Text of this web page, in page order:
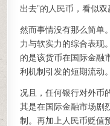
出去”的人民币，看似双
然而事情没有那么简单
力与软实力的综合表现
的是该货币在国际金融
利机制引发的短期流动。
况且，任何银行对外币
其是在国际金融市场剧
制。再加上人民币贬值